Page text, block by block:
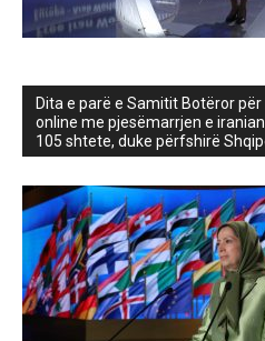
Dita e parë e Samitit Botëror
online me pjesëmarrjen e
105 shtete, duke përfshirë